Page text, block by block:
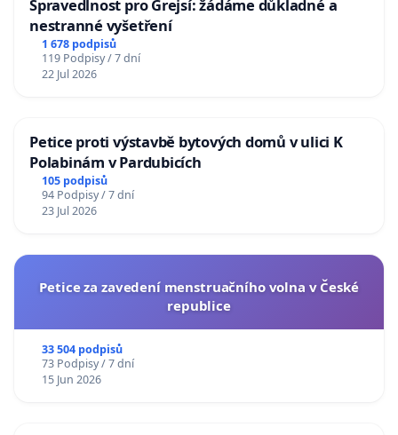
Spravedlnost pro Grejsí: žádáme důkladné a
nestranné vyšetření
1 678 podpisů
119 Podpisy / 7 dní
22 Jul 2026
Petice proti výstavbě bytových domů v ulici K
Polabinám v Pardubicích
105 podpisů
94 Podpisy / 7 dní
23 Jul 2026
Petice za zavedení menstruačního volna v České
republice
33 504 podpisů
73 Podpisy / 7 dní
15 Jun 2026